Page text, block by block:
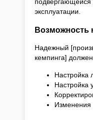
подвергающейся
эксплуатации.
Возможность
Надежный
кемпинга]
Настройка
Настройка
Изменения